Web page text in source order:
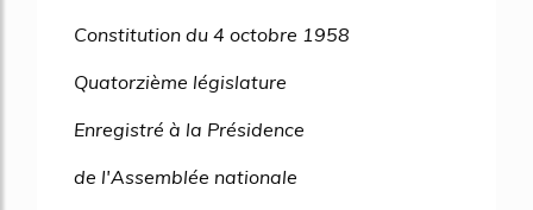
Constitution du 4 octobre 1958
Quatorzième législature
Enregistré à la Présidence
de l'Assemblée nationale